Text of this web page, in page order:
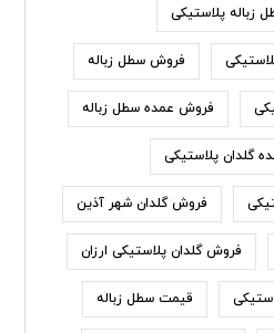
زباله پلاستیکی
فروش سطل زباله
فروش عمده سطل زباله
گلدان پلاستیکی
فروش گلدان شهر آذین
فروش گلدان پلاستیکی ارزان
قیمت سطل زباله